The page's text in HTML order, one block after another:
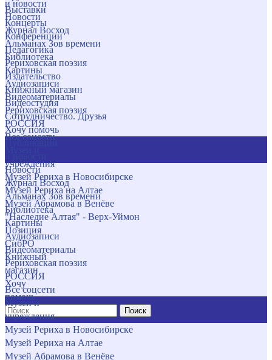
и новости
Новости
Журнал Восход
Альманах Зов времени
Библиотека
Картины
Аудиозаписи
Видеоматериалы
Рериховская поэзия
РОССИЯ
Все соцсети
учреждения
Музей Рериха в Новосибирске
Музей Рериха на Алтае
Музей Абрамова в Венёве
"Наследие Алтая" - Верх-Уймон
Позиция
СибРО
Книжный
магазин
Хочу
помочь
Поиск
Выставки
Концерты
Конференции
Педагогика
Рериховская поэзия
Издательство
Книжный магазин
Видеостудия
Сотрудничество. Друзья
Хочу помочь
Новости
Журнал Восход
Альманах Зов времени
Библиотека
Картины
Аудиозаписи
Видеоматериалы
Рериховская поэзия
РОССИЯ
Все соцсети
Музеи и
учреждения
Музей Рериха в Новосибирске
Музей Рериха на Алтае
Музей Абрамова в Венёве